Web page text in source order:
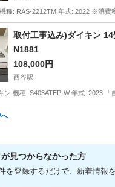
種: RAS-2212TM 年式: 2022 ※消
市 西谷駅 季節、空調家電
取付工事込み)ダイキン
N1881
108,000円
西谷駅
ン 機種: S403ATEP-W 年式: 2023
へ
見つからなかった方
を登録するだけで、新着情報